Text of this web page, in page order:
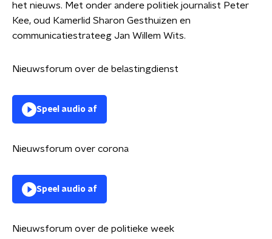
het nieuws. Met onder andere politiek journalist Peter
Kee, oud Kamerlid Sharon Gesthuizen en
communicatiestrateeg Jan Willem Wits.
Nieuwsforum over de belastingdienst
Speel audio af
Nieuwsforum over corona
Speel audio af
Nieuwsforum over de politieke week